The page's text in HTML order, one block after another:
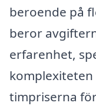
beroende på
beror
erfarenhet,
komplexiteten
timpriserna